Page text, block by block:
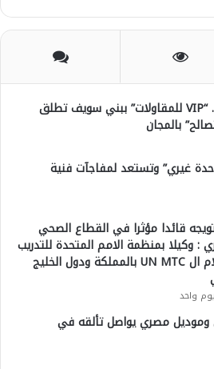
في إطار دورها المجتمعي.. “VIP للمقاولات” ببني سويف تطلق
بالمجان
غيري” وتستعد لمفاجآت فنية
قائدا مؤثرا في القطاع الصحي
: وكيلا بمنظمة الامم المتحدة للتدريب
والاعلام ال UN MTC بالمملكة ودول الخليج
واحد
وموديل مصري يواصل تألقه في